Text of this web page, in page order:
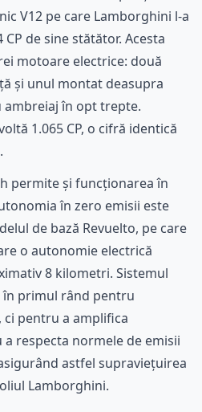
V12 pe care Lamborghini l-a
de sine stătător. Acesta
motoare electrice: două
și unul montat deasupra
ambreiaj în opt trepte.
1.065 CP, o cifră identică
permite și funcționarea în
în zero emisii este
de bază Revuelto, pe care
o autonomie electrică
8 kilometri. Sistemul
primul rând pentru
pentru a amplifica
respecta normele de emisii
astfel supraviețuirea
Lamborghini.